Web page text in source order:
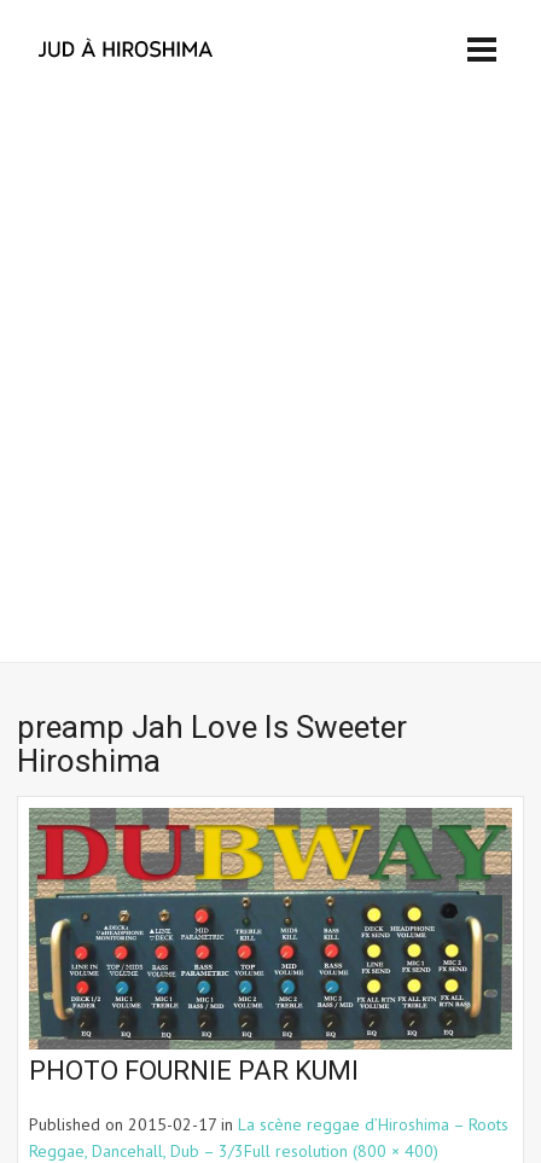
preamp Jah Love Is Sweeter
Hiroshima
PHOTO FOURNIE PAR KUMI
Published on 2015-02-17 in La scène reggae d’Hiroshima – Roots
Reggae, Dancehall, Dub – 3/3Full resolution (800 × 400)